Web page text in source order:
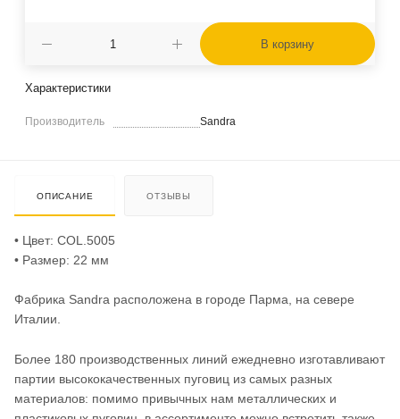
В корзину
Характеристики
Производитель Sandra
ОПИСАНИЕ ОТЗЫВЫ
• Цвет: COL.5005
• Размер: 22 мм
Фабрика Sandra расположена в городе Парма, на севере
Италии.
Более 180 производственных линий ежедневно изготавливают
партии высококачественных пуговиц из самых разных
материалов: помимо привычных нам металлических и